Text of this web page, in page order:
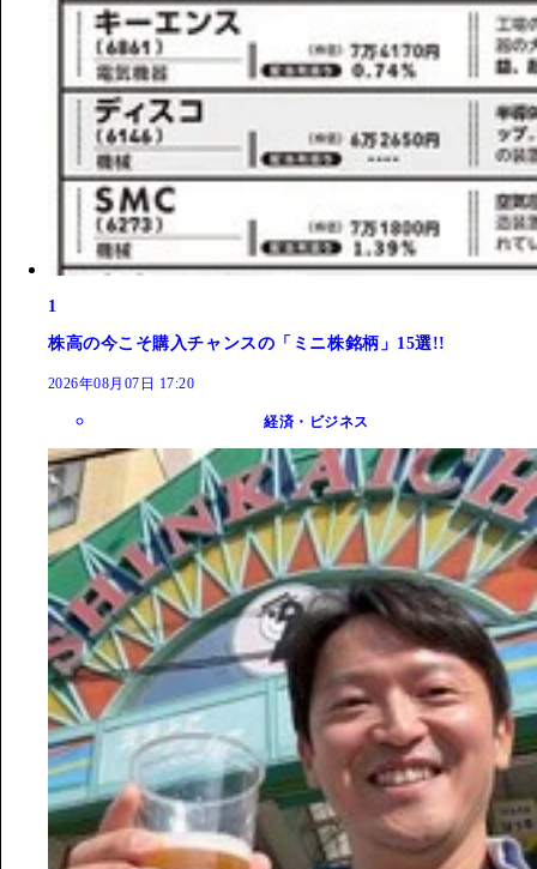
1
株高の今こそ購入チャンスの「ミニ株銘柄」15選!!
2026年08月07日 17:20
経済・ビジネス